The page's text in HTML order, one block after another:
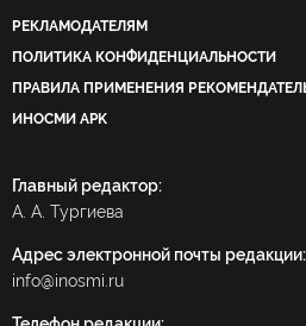
РЕКЛАМОДАТЕЛЯМ
ПОЛИТИКА КОНФИДЕНЦИАЛЬНОСТИ
ПРАВИЛА ПРИМЕНЕНИЯ
ИНОСМИ APK
Главный редактор:
А. А. Тургиева
Адрес электронной почты редакции:
info@inosmi.ru